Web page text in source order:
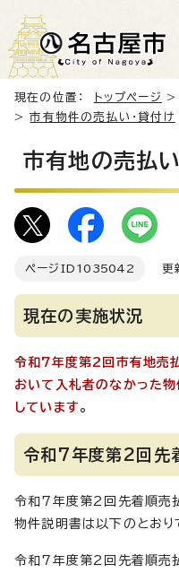
現在の位置： トップページ
>市有物件の売払い・貸付け
市有地の売払い
ページID 1035042 更
現在の実施状況
令和7年度第2回市有地売払
おいて入札者のなかった
しています 。
令和7年度第2回先
令和7年度第2回先着順売
物件説明書は以下のとおり
令和7年度第2回先着順売